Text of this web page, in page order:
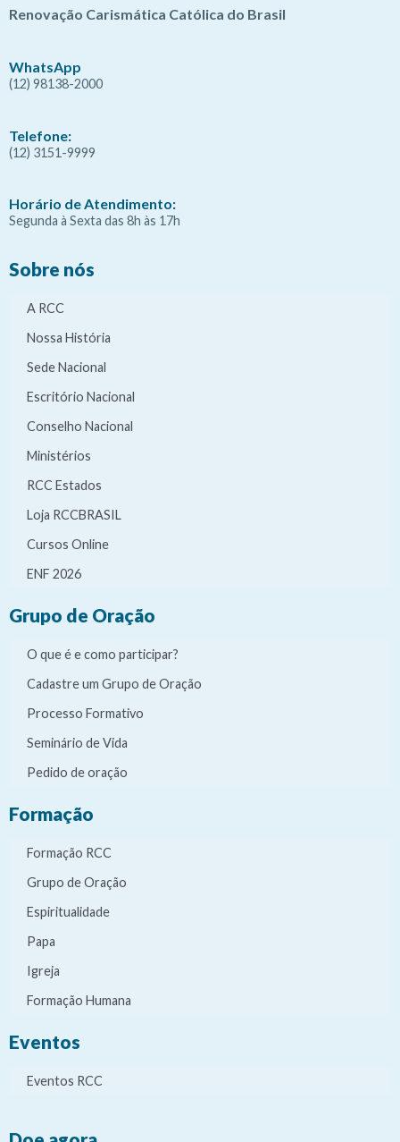
Renovação Carismática Católica do Brasil
WhatsApp
(12) 98138-2000
Telefone:
(12) 3151-9999
Horário de Atendimento:
Segunda à Sexta das 8h às 17h
Sobre nós
A RCC
Nossa História
Sede Nacional
Escritório Nacional
Conselho Nacional
Ministérios
RCC Estados
Loja RCCBRASIL
Cursos Online
ENF 2026
Grupo de Oração
O que é e como participar?
Cadastre um Grupo de Oração
Processo Formativo
Seminário de Vida
Pedido de oração
Formação
Formação RCC
Grupo de Oração
Espiritualidade
Papa
Igreja
Formação Humana
Eventos
Eventos RCC